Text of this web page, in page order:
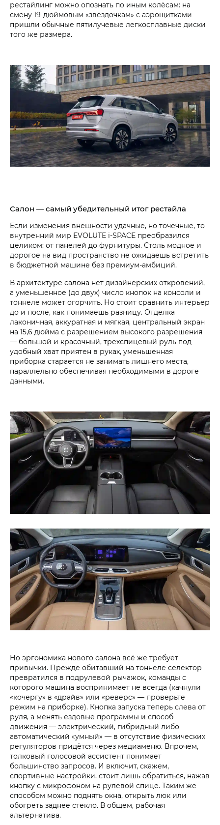
рестайлинг можно опознать по иным колёсам: на
смену 19-дюймовым «звёздочкам» с аэрощитками
пришли обычные пятилучевые легкосплавные диски
того же размера.
Салон — самый убедительный итог рестайла
Если изменения внешности удачные, но точечные, то
внутренний мир EVOLUTE i‑SPACE преобразился
целиком: от панелей до фурнитуры. Столь модное и
дорогое на вид пространство не ожидаешь встретить
в бюджетной машине без премиум-амбиций.
В архитектуре салона нет дизайнерских откровений,
а уменьшенное (до двух) число кнопок на консоли и
тоннеле может огорчить. Но стоит сравнить интерьер
до и после, как понимаешь разницу. Отделка
лаконичная, аккуратная и мягкая, центральный экран
на 15,6 дюйма с разрешением высокого разрешения
— большой и красочный, трёхспицевый руль под
удобный хват приятен в руках, уменьшенная
приборка старается не занимать лишнего места,
параллельно обеспечивая необходимыми в дороге
данными.
Но эргономика нового салона всё же требует
привычки. Прежде обитавший на тоннеле селектор
превратился в подрулевой рычажок, команды с
которого машина воспринимает не всегда (качнули
«кочергу» в «драйв» или «реверс» — проверьте
режим на приборке). Кнопка запуска теперь слева от
руля, а менять ездовые программы и способ
движения — электрический, гибридный либо
автоматический «умный» — в отсутствие физических
регуляторов придётся через медиаменю. Впрочем,
толковый голосовой ассистент понимает
большинство запросов. И включит, скажем,
спортивные настройки, стоит лишь обратиться, нажав
кнопку с микрофоном на рулевой спице. Таким же
способом можно поднять окна, открыть люк или
обогреть заднее стекло. В общем, рабочая
альтернатива.